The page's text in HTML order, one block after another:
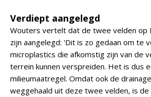
Verdiept aangelegd
Wouters vertelt dat de twee velden op
zijn aangelegd: 'Dit is zo gedaan om te
microplastics die afkomstig zijn van de
terrein kunnen verspreiden. Het is dus
milieumaatregel. Omdat ook de
weggehaald uit deze twee velden, is